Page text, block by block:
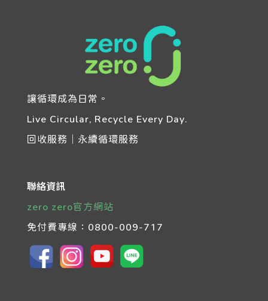
讓循環成為日常。
Live Circular, Recycle Every Day.
回收服務｜永續循環服務
聯絡資訊
zero zero官方網站
免付費專線： 0800-009-717